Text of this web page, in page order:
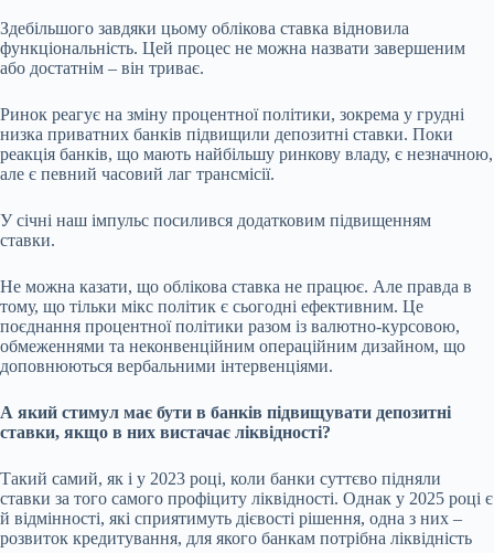
Здебільшого завдяки цьому облікова ставка відновила
функціональність. Цей процес не можна назвати завершеним
або достатнім – він триває.
Ринок реагує на зміну процентної політики, зокрема у грудні
низка приватних банків підвищили депозитні ставки. Поки
реакція банків, що мають найбільшу ринкову владу, є незначною,
але є певний часовий лаг трансмісії.
У січні наш імпульс посилився додатковим підвищенням
ставки.
Не можна казати, що облікова ставка не працює. Але правда в
тому, що тільки мікс політик є сьогодні ефективним. Це
поєднання процентної політики разом із валютно-курсовою,
обмеженнями та неконвенційним операційним дизайном, що
доповнюються вербальними інтервенціями.
А який стимул має бути в банків підвищувати депозитні
ставки, якщо в них вистачає ліквідності?
Такий самий, як і у 2023 році, коли банки суттєво підняли
ставки за того самого профіциту ліквідності. Однак у 2025 році є
й відмінності, які сприятимуть дієвості рішення, одна з них –
розвиток кредитування, для якого банкам потрібна ліквідність